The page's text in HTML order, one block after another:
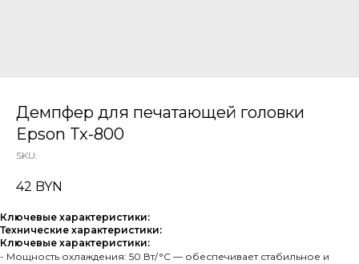
Демпфер для печатающей головки
Epson Tx-800
SKU:
42 BYN
Ключевые характеристики:
Технические характеристики:
Ключевые характеристики:
- Мощность охлаждения: 50 Вт/°C — обеспечивает стабильное и